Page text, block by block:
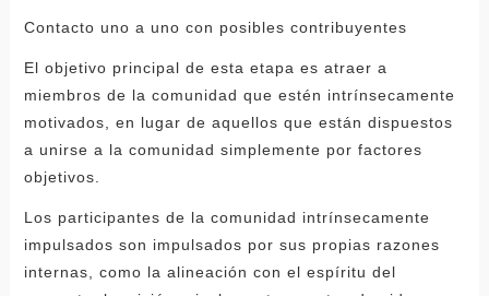
Contacto uno a uno con posibles contribuyentes
El objetivo principal de esta etapa es atraer a
miembros de la comunidad que estén intrínsecamente
motivados, en lugar de aquellos que están dispuestos
a unirse a la comunidad simplemente por factores
objetivos.
Los participantes de la comunidad intrínsecamente
impulsados ​​son impulsados ​​por sus propias razones
internas, como la alineación con el espíritu del